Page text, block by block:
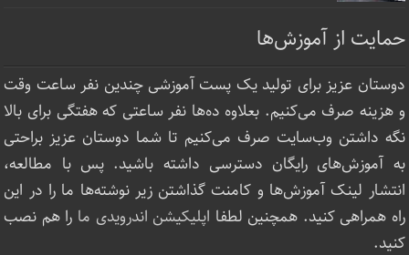
حمایت از آموزش‌ها
دوستان عزیز برای تولید یک پست آموزشی چندین نفر ساعت‌ وقت
و هزینه صرف می‌کنیم. بعلاوه ده‌ها نفر ساعتی که هفتگی برای بالا
نگه داشتن وب‌سایت صرف ‌می‌کنیم تا شما دوستان عزیز براحتی
به آموزش‌های رایگان دسترسی داشته باشید. پس با مطالعه،
انتشار لینک‌ آموزش‌ها و کامنت گذاشتن زیر نوشته‌‌ها ما را در این
راه همراهی کنید. همچنین لطفا اپلیکیشن اندرویدی ما را هم نصب
کنید.